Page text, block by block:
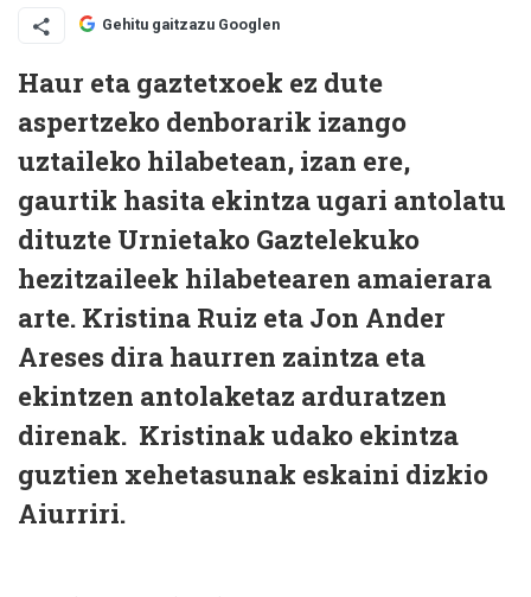
Gehitu gaitzazu Googlen
Haur eta gaztetxoek ez dute
aspertzeko denborarik izango
uztaileko hilabetean, izan ere,
gaurtik hasita ekintza ugari antolatu
dituzte Urnietako Gaztelekuko
hezitzaileek hilabetearen amaierara
arte. Kristina Ruiz eta Jon Ander
Areses dira haurren zaintza eta
ekintzen antolaketaz arduratzen
direnak. Kristinak udako ekintza
guztien xehetasunak eskaini dizkio
Aiurriri.